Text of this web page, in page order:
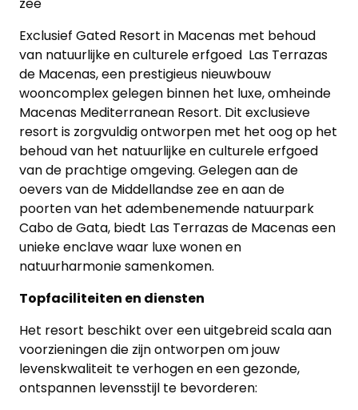
zee
Exclusief Gated Resort in Macenas met behoud
van natuurlijke en culturele erfgoed Las Terrazas
de Macenas, een prestigieus nieuwbouw
wooncomplex gelegen binnen het luxe, omheinde
Macenas Mediterranean Resort. Dit exclusieve
resort is zorgvuldig ontworpen met het oog op het
behoud van het natuurlijke en culturele erfgoed
van de prachtige omgeving. Gelegen aan de
oevers van de Middellandse zee en aan de
poorten van het adembenemende natuurpark
Cabo de Gata, biedt Las Terrazas de Macenas een
unieke enclave waar luxe wonen en
natuurharmonie samenkomen.
Topfaciliteiten en diensten
Het resort beschikt over een uitgebreid scala aan
voorzieningen die zijn ontworpen om jouw
levenskwaliteit te verhogen en een gezonde,
ontspannen levensstijl te bevorderen: